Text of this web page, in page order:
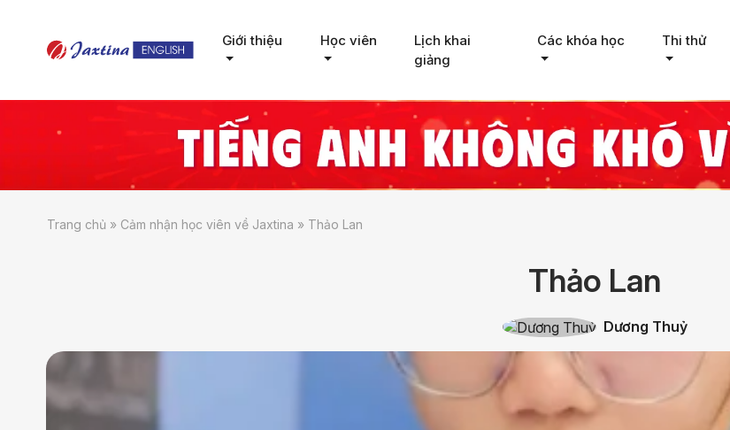
Giới thiệu Học viên
Lịch khai
giảng
Các khóa học Thi thử
Trang chủ » Cảm nhận học viên về Jaxtina » Thảo Lan
Thảo Lan
Dương Thuỷ